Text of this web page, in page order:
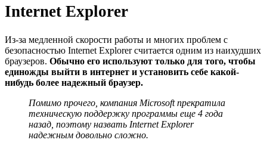
Internet Explorer
Из-за медленной скорости работы и многих проблем с
безопасностью Internet Explorer считается одним из наихудших
браузеров. Обычно его используют только для того, чтобы
единожды выйти в интернет и установить себе какой-
нибудь более надежный браузер.
Помимо прочего, компания Microsoft прекратила
техническую поддержку программы еще 4 года
назад, поэтому назвать Internet Explorer
надежным довольно сложно.